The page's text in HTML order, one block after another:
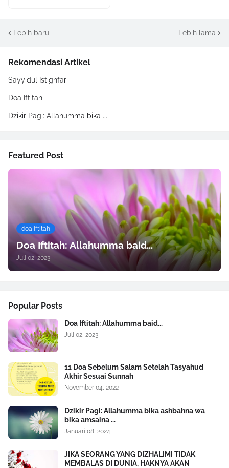
Lebih baru Lebih lama
Rekomendasi Artikel
Sayyidul Istighfar
Doa Iftitah
Dzikir Pagi: Allahumma bika ...
Featured Post
doa iftitah
Doa Iftitah: Allahumma baid...
Juli 02, 2023
Popular Posts
Doa Iftitah: Allahumma baid...
Juli 02, 2023
11 Doa Sebelum Salam Setelah Tasyahud
Akhir Sesuai Sunnah
November 04, 2022
Dzikir Pagi: Allahumma bika ashbahna wa
bika amsaina ...
Januari 08, 2024
JIKA SEORANG YANG DIZHALIMI TIDAK
MEMBALAS DI DUNIA, HAKNYA AKAN